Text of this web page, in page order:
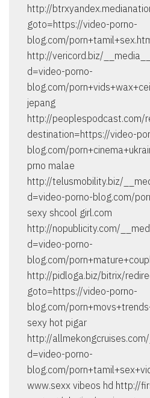
http://
goto=https://video-porno-
blog.com/
http://vericord.biz/
d=video-porno-
blog.com/
jepang
http://
destination=https://video-
blog.com/
prno malae
http://telusmobility.biz/
d=video-porno-blog.com/
sexy shcool girl.com
http://nopublicity.com/
d=video-porno-
blog.com/
http://pidloga.biz/bitrix/
goto=https://video-porno-
blog.com/
sexy hot pigar
http://
d=video-porno-
blog.com/
www.sexx vibeos hd http://